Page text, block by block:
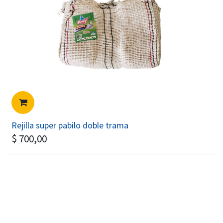
Rejilla super pabilo doble trama
$ 700,00